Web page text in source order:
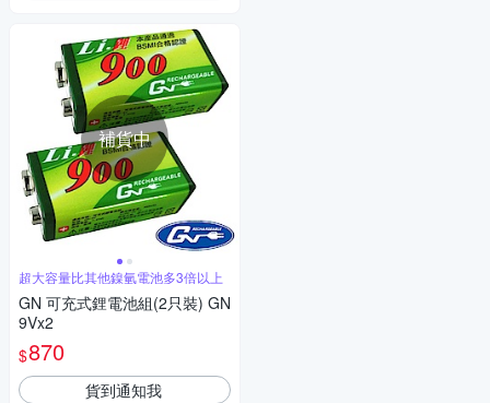
補貨中
超大容量比其他鎳氫電池多3倍以上
GN 可充式鋰電池組(2只裝) GN
9Vx2
$870
貨到通知我